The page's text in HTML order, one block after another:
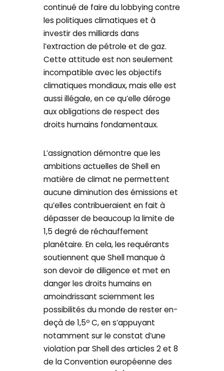
continué de faire du lobbying contre
les politiques climatiques et à
investir des milliards dans
l’extraction de pétrole et de gaz.
Cette attitude est non seulement
incompatible avec les objectifs
climatiques mondiaux, mais elle est
aussi illégale, en ce qu’elle déroge
aux obligations de respect des
droits humains fondamentaux.
L’assignation démontre que les
ambitions actuelles de Shell en
matière de climat ne permettent
aucune diminution des émissions et
qu’elles contribueraient en fait à
dépasser de beaucoup la limite de
1,5 degré de réchauffement
planétaire. En cela, les requérants
soutiennent que Shell manque à
son devoir de diligence et met en
danger les droits humains en
amoindrissant sciemment les
possibilités du monde de rester en-
deçà de 1,5º C, en s’appuyant
notamment sur le constat d’une
violation par Shell des articles 2 et 8
de la Convention européenne des